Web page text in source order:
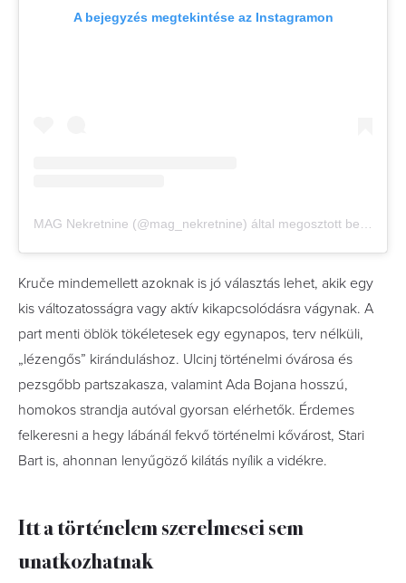
A bejegyzés megtekintése az Instagramon
Kruče mindemellett azoknak is jó választás lehet, akik egy
kis változatosságra vagy aktív kikapcsolódásra vágynak. A
part menti öblök tökéletesek egy egynapos, terv nélküli,
„lézengős” kiránduláshoz. Ulcinj történelmi óvárosa és
pezsgőbb partszakasza, valamint Ada Bojana hosszú,
homokos strandja autóval gyorsan elérhetők. Érdemes
felkeresni a hegy lábánál fekvő történelmi kővárost, Stari
Bart is, ahonnan lenyűgöző kilátás nyílik a vidékre.
Itt a történelem szerelmesei sem
unatkozhatnak